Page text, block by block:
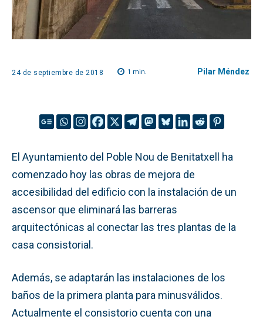
24 de septiembre de 2018 1 min. Pilar Méndez
El Ayuntamiento del Poble Nou de Benitatxell ha
comenzado hoy las obras de mejora de
accesibilidad del edificio con la instalación de un
ascensor que eliminará las barreras
arquitectónicas al conectar las tres plantas de la
casa consistorial.
Además, se adaptarán las instalaciones de los
baños de la primera planta para minusválidos.
Actualmente el consistorio cuenta con una